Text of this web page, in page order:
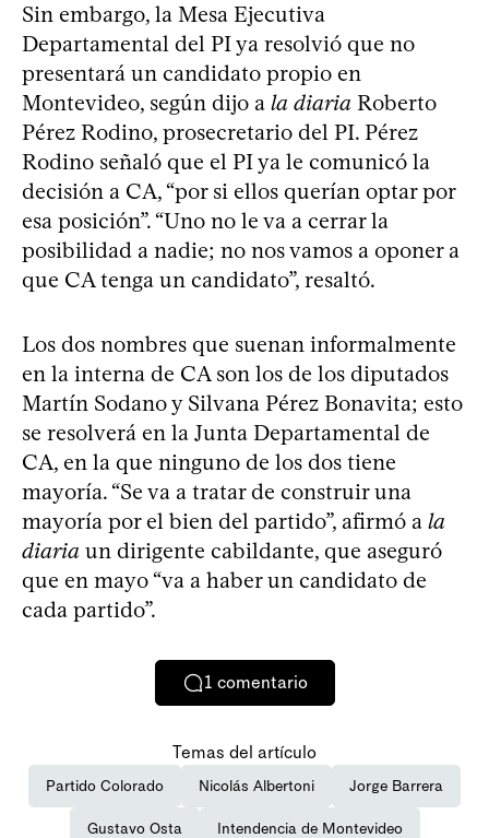
Sin embargo, la Mesa Ejecutiva
Departamental del PI ya resolvió que no
presentará un candidato propio en
Montevideo, según dijo a la diaria Roberto
Pérez Rodino, prosecretario del PI. Pérez
Rodino señaló que el PI ya le comunicó la
decisión a CA, “por si ellos querían optar por
esa posición”. “Uno no le va a cerrar la
posibilidad a nadie; no nos vamos a oponer a
que CA tenga un candidato”, resaltó.
Los dos nombres que suenan informalmente
en la interna de CA son los de los diputados
Martín Sodano y Silvana Pérez Bonavita; esto
se resolverá en la Junta Departamental de
CA, en la que ninguno de los dos tiene
mayoría. “Se va a tratar de construir una
mayoría por el bien del partido”, afirmó a la
diaria un dirigente cabildante, que aseguró
que en mayo “va a haber un candidato de
cada partido”.
1 comentario
Temas del artículo
Partido Colorado Nicolás Albertoni Jorge Barrera
Gustavo Osta Intendencia de Montevideo